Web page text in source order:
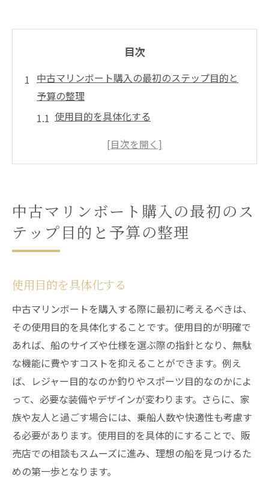
目次
中古マリンボート購入の最初のステップ目的と
予算の整理
使用目的を具体化する
予算設定のポイント
購入前に考慮すべき追加コスト
信頼できる船販売業者を選ぶためのチェックポ
イント
販売業者の評判を確認する方法
アフターサービスの評価
契約内容のしっかりとしたチェック
試乗の有無とその利点
問い合わせ時の対応を評価する
エンジン性能の見極め方初心者が押さえるべき
ポイント
エンジン種類とその特性
パワーと燃費のバランス
使用環境に適したエンジン選択
中古マリンボート購入の最初のス
テップ目的と予算の整理
使用目的を具体化する
中古マリンボートを購入する際に最初に考えるべきは、
その使用目的を具体化することです。使用目的が明確で
あれば、船のサイズや仕様を選ぶ際の指針となり、無駄
な機能に費やすコストを抑えることができます。例え
ば、レジャー目的なのか釣りやスポーツ目的なのかによ
って、必要な装備やデザインが変わります。さらに、家
族や友人と過ごす場合には、乗船人数や快適性も考慮す
る必要があります。使用目的を具体的にすることで、販
売店での相談もスムーズに進み、理想の船を見つけるた
めの第一歩となります。